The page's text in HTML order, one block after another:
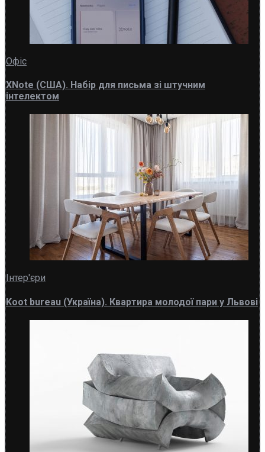
Офіс
XNote (США). Набір для письма зі штучним
інтелектом
Інтер'єри
Koot bureau (Україна). Квартира молодої пари у Львові